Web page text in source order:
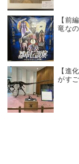
【前
竜な
【進
がす